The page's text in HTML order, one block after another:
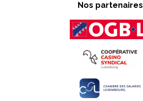
Nos partenaires